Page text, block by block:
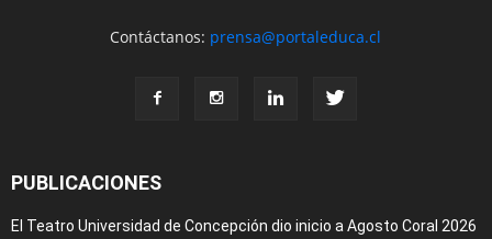
Contáctanos: prensa@portaleduca.cl
PUBLICACIONES
El Teatro Universidad de Concepción dio inicio a Agosto Coral 2026